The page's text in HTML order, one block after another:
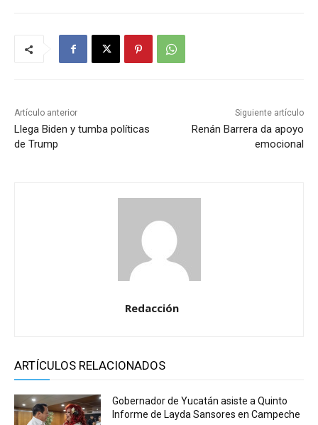
Artículo anterior
Llega Biden y tumba políticas
de Trump
Siguiente artículo
Renán Barrera da apoyo
emocional
Redacción
ARTÍCULOS RELACIONADOS
Gobernador de Yucatán asiste a Quinto
Informe de Layda Sansores en Campeche